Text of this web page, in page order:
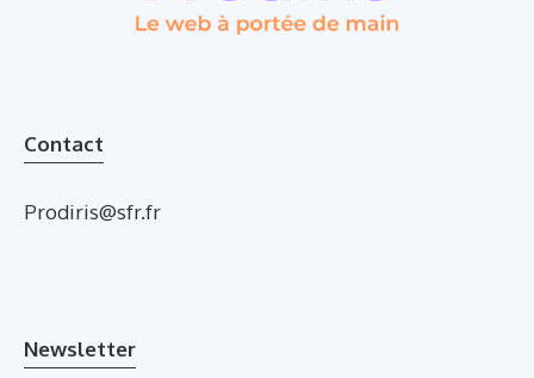
Contact
Prodiris@sfr.fr
Newsletter